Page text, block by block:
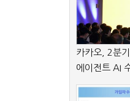
카카오, 2분
에이전트 AI